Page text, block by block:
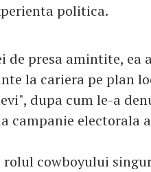
politica.
de presa amintite, ea
la cariera pe plan
dupa cum le-a
campanie electorala
rolul cowboyului